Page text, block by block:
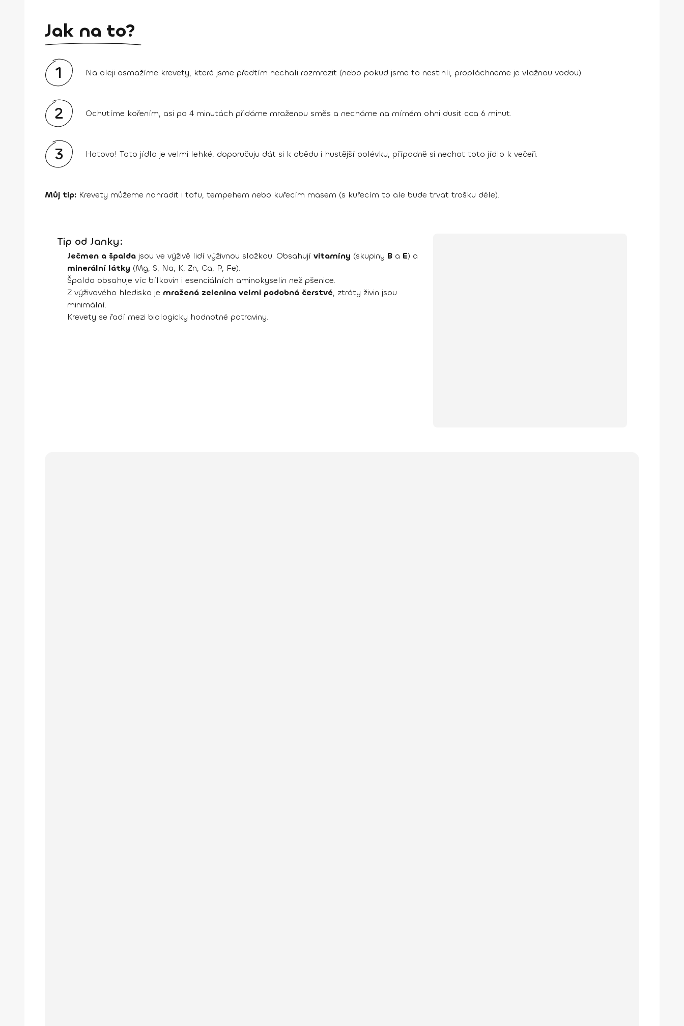
Jak na to?
1 Na oleji osmažíme krevety, které jsme předtím nechali rozmrazit (nebo pokud jsme to nestihli, propláchneme je vlažnou vodou).
2 Ochutíme kořením, asi po 4 minutách přidáme mraženou směs a necháme na mírném ohni dusit cca 6 minut.
3 Hotovo! Toto jídlo je velmi lehké, doporučuju dát si k obědu i hustější polévku, případně si nechat toto jídlo k večeři.
Můj tip: Krevety můžeme nahradit i tofu, tempehem nebo kuřecím masem (s kuřecím to ale bude trvat trošku déle).
Tip od Janky:
Ječmen a špalda jsou ve výživě lidí výživnou složkou. Obsahují vitamíny (skupiny B a E) a
minerální látky (Mg, S, Na, K, Zn, Ca, P, Fe).
Špalda obsahuje víc bílkovin i esenciálních aminokyselin než pšenice.
Z výživového hlediska je mražená zelenina velmi podobná čerstvé, ztráty živin jsou
minimální.
Krevety se řadí mezi biologicky hodnotné potraviny.